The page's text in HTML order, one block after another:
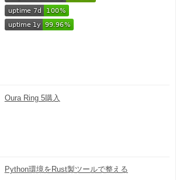
Oura Ring 5購入
Python環境をRust製ツールで整える